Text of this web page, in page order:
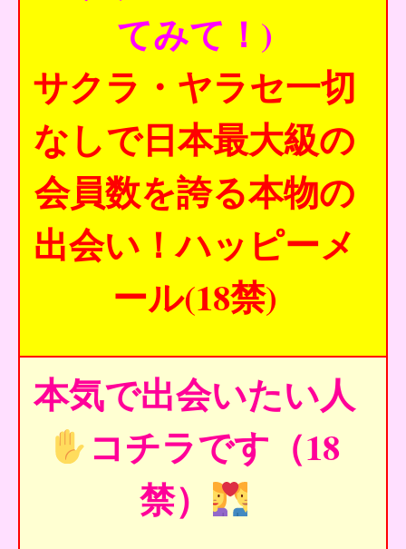
てみて！)
サクラ・ヤラセ一切
なしで日本最大級の
会員数を誇る本物の
出会い！ハッピーメ
ール(18禁)
本気で出会いたい人
コチラです（18
禁）